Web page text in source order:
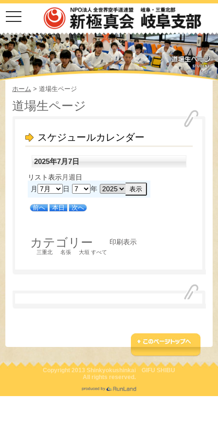
toggle
navigation
ホーム > 道場生ページ
道場生ページ
スケジュールカレンダー
2025年7月7日
リスト表示月週 日
月
日 年
前へ 本日 次へ
カテゴリー
三重北 名張 大垣 すべて
印刷表示
Copyright 2013 Shinkyokushinkai GIFU SHIBU
All rights reserved.